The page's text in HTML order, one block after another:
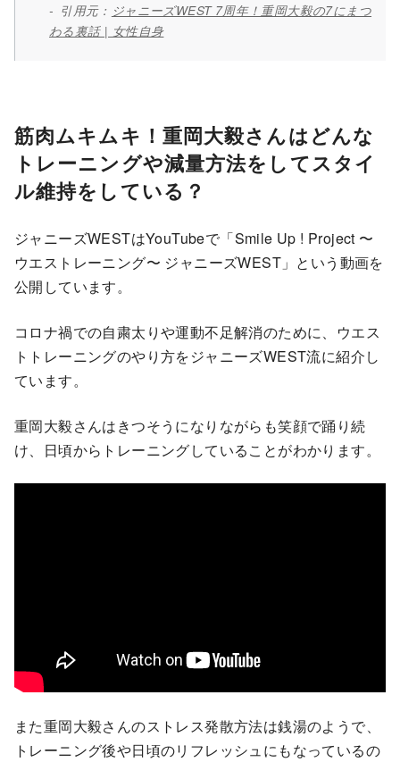
引用元： ジャニーズWEST 7周年！重岡大毅の7にまつ
わる裏話 | 女性自身
筋肉ムキムキ！重岡大毅さんはどんな
トレーニングや減量方法をしてスタイ
ル維持をしている？
ジャニーズWESTはYouTubeで「Smile Up ! Project 〜
ウエストレーニング〜 ジャニーズWEST」という動画を
公開しています。
コロナ禍での自粛太りや運動不足解消のために、ウエス
トトレーニングのやり方をジャニーズWEST流に紹介し
ています。
重岡大毅さんはきつそうになりながらも笑顔で踊り続
け、日頃からトレーニングしていることがわかります。
また重岡大毅さんのストレス発散方法は銭湯のようで、
トレーニング後や日頃のリフレッシュにもなっているの